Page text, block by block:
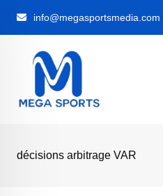
info@megasportsmedia.com
décisions arbitrage VAR